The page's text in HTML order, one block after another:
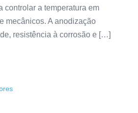
controlar a temperatura em
mecânicos. A anodização
resistência à corrosão e […]